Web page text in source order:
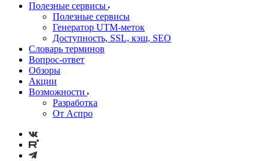
Полезные сервисы
Полезные сервисы
Генератор UTM‑меток
Доступность, SSL, кэш, SEO
Словарь терминов
Вопрос-ответ
Обзоры
Акции
Возможности
Разработка
От Аспро